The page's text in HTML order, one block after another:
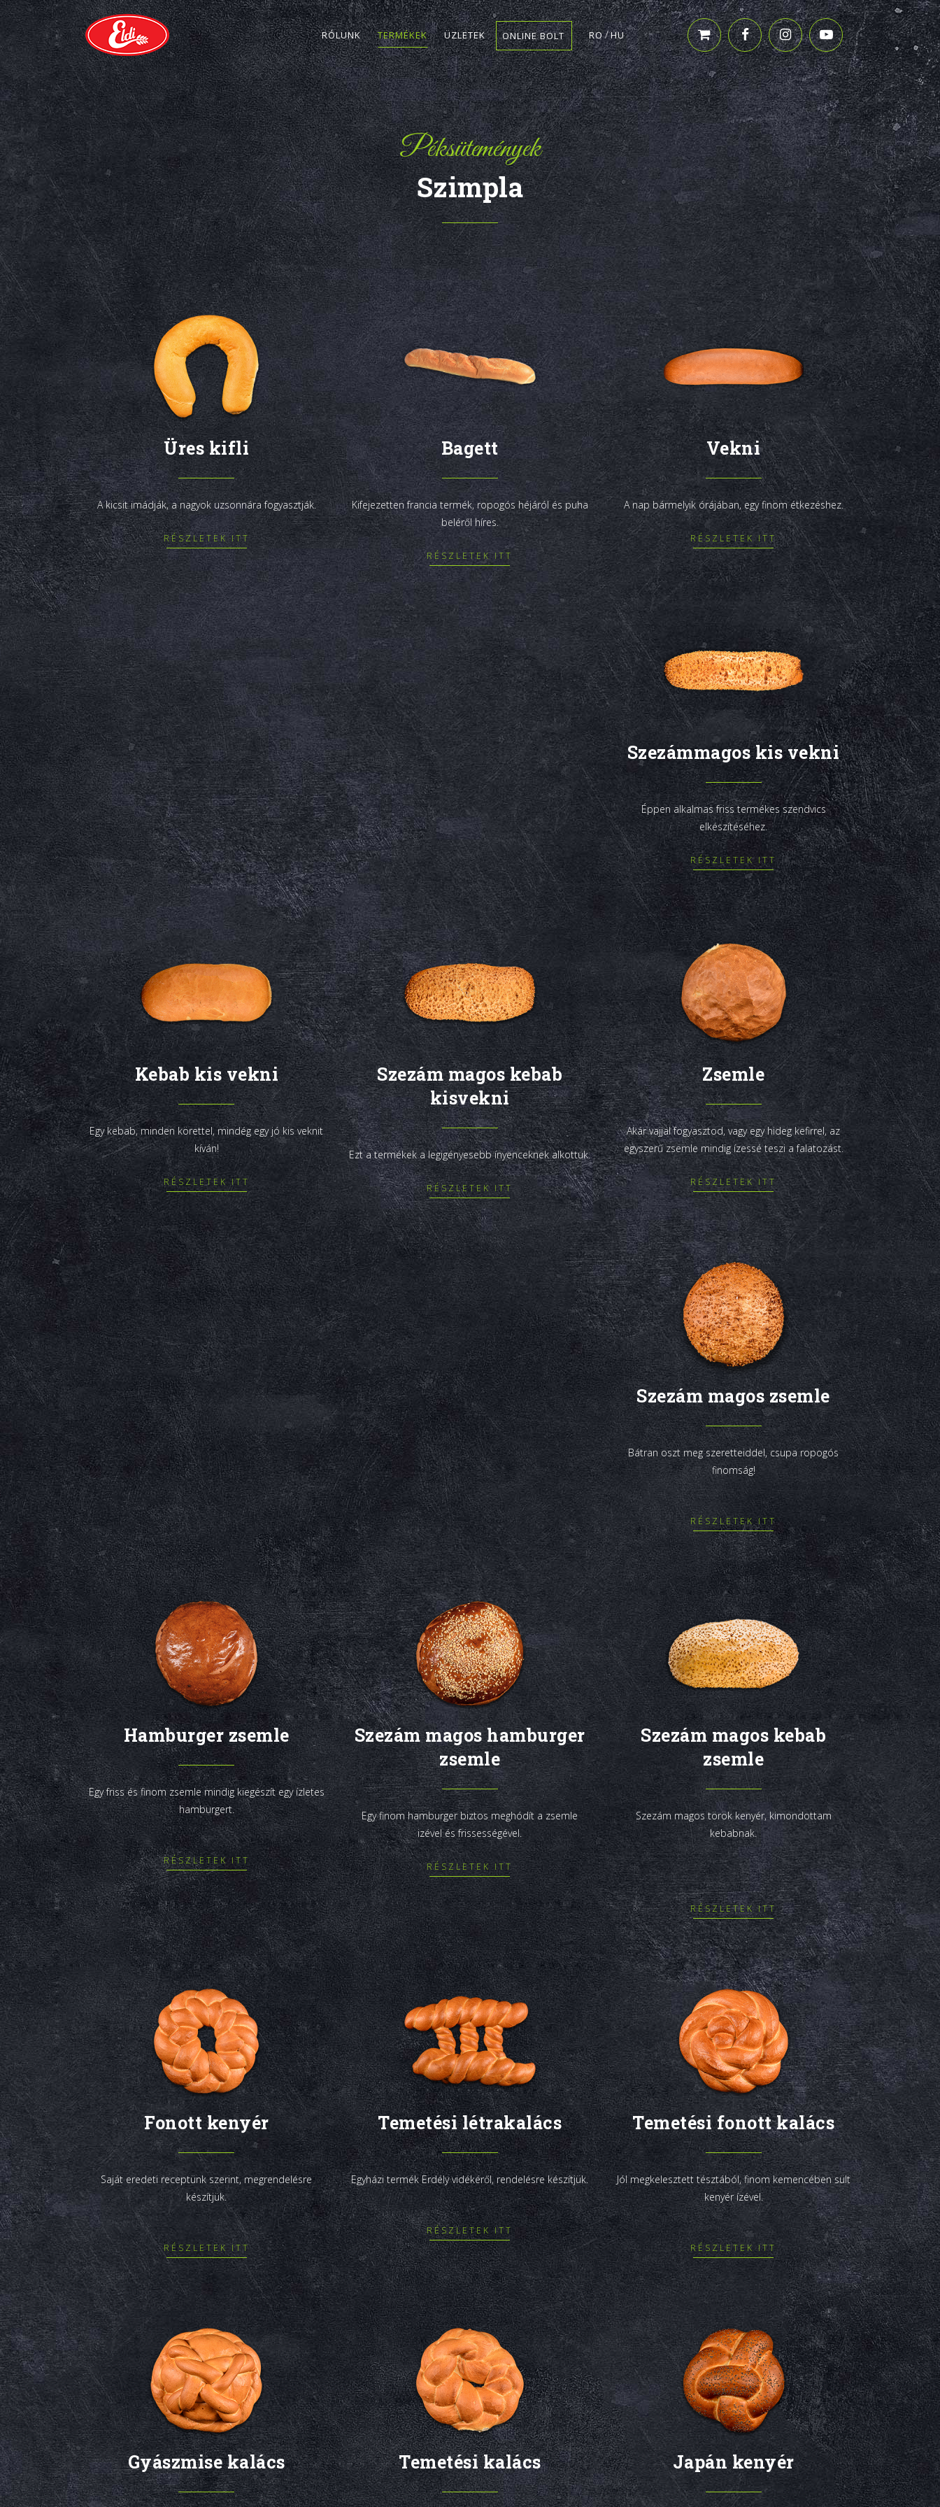
RÓLUNK TERMÉKEK ÜZLETEK ONLINE BOLT RO HU
Péksütemények
Szimpla
Üres kifli
A kicsit imádják, a nagyok uzsonnára fogyasztják.
RÉSZLETEK ITT
Bagett
Kifejezetten francia termék, ropogós héjáról és puha
beléről híres.
RÉSZLETEK ITT
Vekni
A nap bármelyik órájában, egy finom étkezéshez.
RÉSZLETEK ITT
Szezámmagos kis vekni
Éppen alkalmas friss termékes szendvics
elkészítéséhez.
RÉSZLETEK ITT
Kebab kis vekni
Egy kebab, minden körettel, mindég egy jó kis veknit
kíván!
RÉSZLETEK ITT
Szezám magos kebab
kisvekni
Ezt a termékek a legigényesebb ínyenceknek alkottuk.
RÉSZLETEK ITT
Zsemle
Akár vajjal fogyasztod, vagy egy hideg kefirrel, az
egyszerű zsemle mindig ízessé teszi a falatozást.
RÉSZLETEK ITT
Szezám magos zsemle
Bátran oszt meg szeretteiddel, csupa ropogós
finomság!
RÉSZLETEK ITT
Hamburger zsemle
Egy friss és finom zsemle mindig kiegészít egy ízletes
hamburgert.
RÉSZLETEK ITT
Szezám magos hamburger
zsemle
Egy finom hamburger biztos meghódít a zsemle
izével és frissességével.
RÉSZLETEK ITT
Szezám magos kebab
zsemle
Szezám magos török kenyér, kimondottam
kebabnak.
RÉSZLETEK ITT
Fonott kenyér
Saját eredeti receptünk szerint, megrendelésre
készítjük.
RÉSZLETEK ITT
Temetési létrakalács
Egyházi termék Erdély vidékéről, rendelésre készítjük.
RÉSZLETEK ITT
Temetési fonott kalács
Jól megkelesztett tésztából, finom kemencében sült
kenyér ízével.
RÉSZLETEK ITT
Gyászmise kalács Temetési kalács Japán kenyér